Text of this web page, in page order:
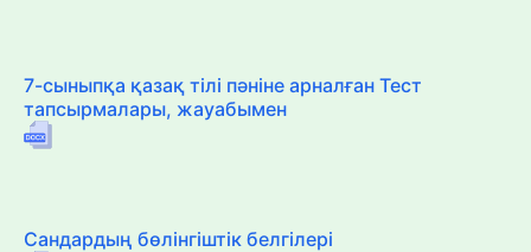
7-сыныпқа қазақ тілі пәніне арналған Тест
тапсырмалары, жауабымен
Сандардың бөлінгіштік белгілері